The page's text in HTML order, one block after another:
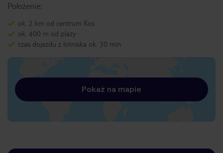
Położenie:
ok. 2 km od centrum Kos
ok. 400 m od plaży
czas dojazdu z lotniska ok. 30 min
Pokaż na mapie